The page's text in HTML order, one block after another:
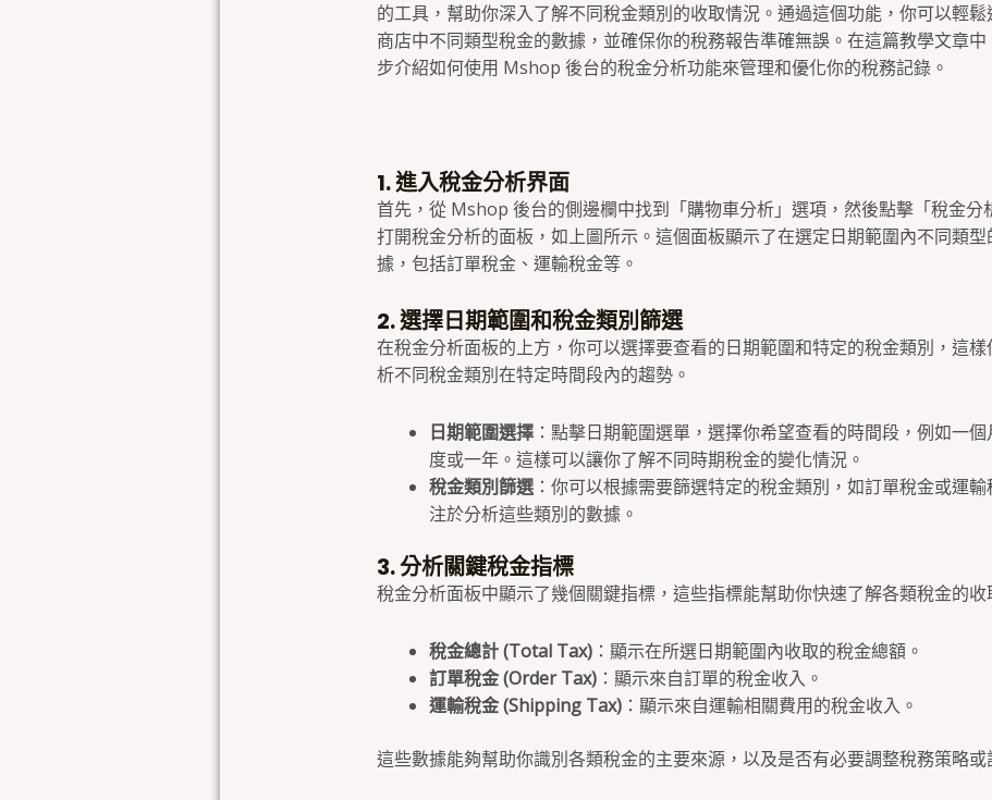
的工具，幫助你深入了解不同稅金類別的收取情況。通過這個功能，你可以輕
商店中不同類型稅金的數據，並確保你的稅務報告準確無誤。在這篇教學文章中
步介紹如何使用 Mshop 後台的稅金分析功能來管理和優化你的稅務記錄。
1. 進入稅金分析界面
首先，從 Mshop 後台的側邊欄中找到「購物車分析」選項，然後點擊「稅金分
打開稅金分析的面板，如上圖所示。這個面板顯示了在選定日期範圍內不同類型
據，包括訂單稅金、運輸稅金等。
2. 選擇日期範圍和稅金類別篩選
在稅金分析面板的上方，你可以選擇要查看的日期範圍和特定的稅金類別，這
析不同稅金類別在特定時間段內的趨勢。
日期範圍選擇：點擊日期範圍選單，選擇你希望查看的時間段，例如一個
度或一年。這樣可以讓你了解不同時期稅金的變化情況。
稅金類別篩選：你可以根據需要篩選特定的稅金類別，如訂單稅金或運
注於分析這些類別的數據。
3. 分析關鍵稅金指標
稅金分析面板中顯示了幾個關鍵指標，這些指標能幫助你快速了解各類稅金的收
稅金總計 (Total Tax)：顯示在所選日期範圍內收取的稅金總額。
訂單稅金 (Order Tax)：顯示來自訂單的稅金收入。
運輸稅金 (Shipping Tax)：顯示來自運輸相關費用的稅金收入。
這些數據能夠幫助你識別各類稅金的主要來源，以及是否有必要調整稅務策略或